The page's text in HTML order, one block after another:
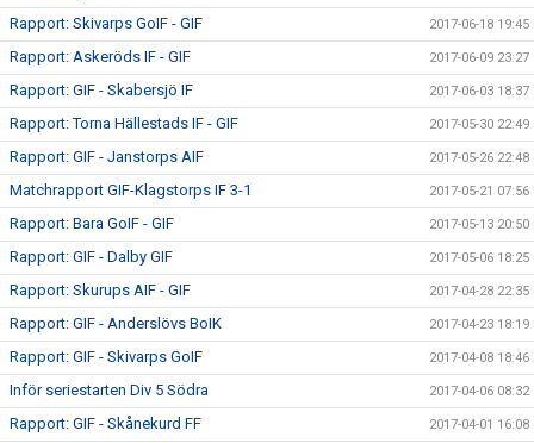
Rapport: Skivarps GoIF - GIF 2017-06-18 19:45
Rapport: Askeröds IF - GIF 2017-06-09 23:27
Rapport: GIF - Skabersjö IF 2017-06-03 18:37
Rapport: Torna Hällestads IF - GIF 2017-05-30 22:49
Rapport: GIF - Janstorps AIF 2017-05-26 22:48
Matchrapport GIF-Klagstorps IF 3-1 2017-05-21 07:56
Rapport: Bara GoIF - GIF 2017-05-13 20:50
Rapport: GIF - Dalby GIF 2017-05-06 18:25
Rapport: Skurups AIF - GIF 2017-04-28 22:35
Rapport: GIF - Anderslövs BoIK 2017-04-23 18:19
Rapport: GIF - Skivarps GoIF 2017-04-08 18:46
Inför seriestarten Div 5 Södra 2017-04-06 08:32
Rapport: GIF - Skånekurd FF 2017-04-01 16:08